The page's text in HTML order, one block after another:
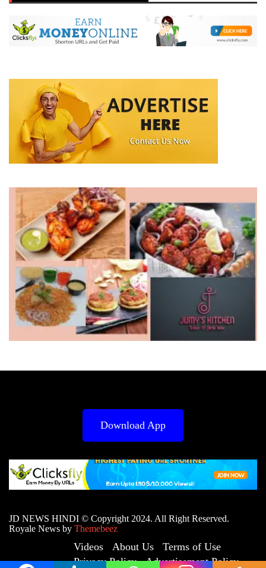
Download App
JD NEWS HINDI © Copyright 2024. All Right Reserved.
Royale News by Themebeez
Videos About Us
Terms of Use
Privacy Policy
Advertisement Policy